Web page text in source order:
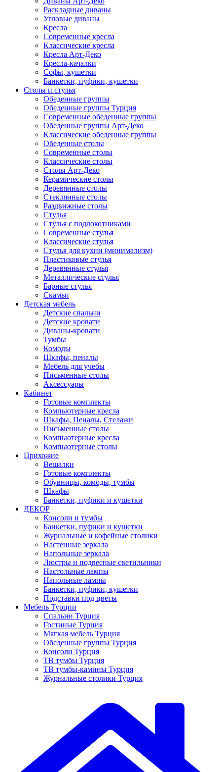
Раскладные диваны
Угловые диваны
Кресла
Современные кресла
Классические кресла
Кресла Арт-Деко
Кресла-качалки
Софы, кушетки
Банкетки, пуфики, кушетки
Столы и стулья
Обеденные группы
Обеденные группы Турция
Современные обеденные группы
Обеденные группы Арт-Деко
Классические обеденные группы
Обеденные столы
Современные столы
Классические столы
Столы Арт-Деко
Керамические столы
Деревянные столы
Стеклянные столы
Раздвижные столы
Стулья
Стулья с подлокотниками
Современные стулья
Классические стулья
Стулья для кухни (минимализм)
Пластиковые стулья
Деревянные стулья
Металлические стулья
Барные стулья
Скамьи
Детская мебель
Детские спальни
Детские кровати
Диваны-кровати
Тумбы
Комоды
Шкафы, пеналы
Мебель для учебы
Письменные столы
Аксессуары
Кабинет
Готовые комплекты
Компьютерные кресла
Шкафы, Пеналы, Стелажи
Письменные столы
Компьютерные кресла
Компьютерные столы
Прихожие
Вешалки
Готовые комплекты
Обувницы, комоды, тумбы
Шкафы
Банкетки, пуфики и кушетки
ДЕКОР
Консоли и тумбы
Банкетки, пуфики и кушетки
Журнальные и кофейные столики
Настенные зеркала
Напольные зеркала
Люстры и подвесные светильники
Настольные лампы
Напольные лампы
Банкетки, пуфики, кушетки
Подставки под цветы
Мебель Турции
Спальни Турция
Гостиные Турция
Мягкая мебель Турция
Обеденные группы Турция
Консоли Турция
ТВ тумбы Турция
ТВ тумбы-камины Турция
Журнальные столики Турция